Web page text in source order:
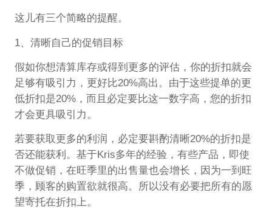
这儿有三个简略的提醒。
1、清晰自己的促销目标
假如你想清算库存或得到更多的评估，你的折扣就会
足够有吸引力，更好比20%高出。由于这些提单的更
低折扣是20%，而且必定要比这一数字高，您的折扣
才会更具吸引力。
若要获取更多的利润，必定要斟酌清晰20%的折扣是
否还能获利。基于Kris多年的经验，有些产品，即使
不做促销，在旺季里的出售量也会增长，因为一到旺
季，顾客的购置欲就很高。所以没有必要把所有的愿
望寄托在折扣上。